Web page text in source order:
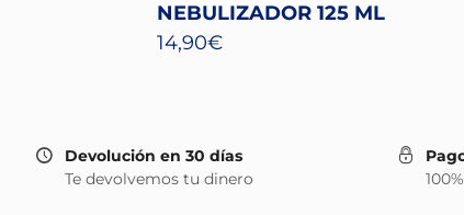
NEBULIZADOR 125 ML
14,90€
Devolución en 30 días
Te devolvemos tu dinero